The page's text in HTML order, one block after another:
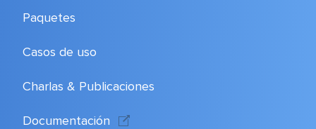
Paquetes
Casos de uso
Charlas & Publicaciones
Documentación